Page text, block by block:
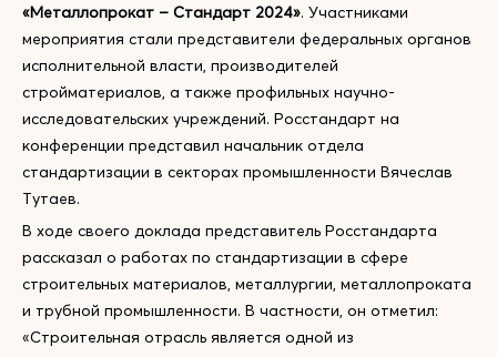
«Металлопрокат – Стандарт 2024». Участниками
мероприятия стали представители федеральных органов
исполнительной власти, производителей
стройматериалов, а также профильных научно-
исследовательских учреждений. Росстандарт на
конференции представил начальник отдела
стандартизации в секторах промышленности Вячеслав
Тутаев.
В ходе своего доклада представитель Росстандарта
рассказал о работах по стандартизации в сфере
строительных материалов, металлургии, металлопроката
и трубной промышленности. В частности, он отметил:
«Строительная отрасль является одной из